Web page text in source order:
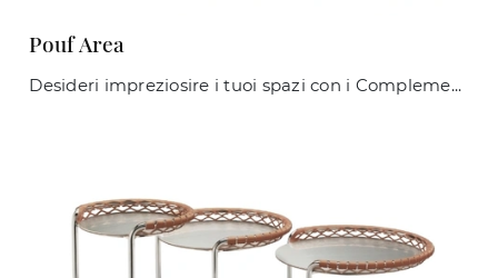
Pouf Area
Desideri impreziosire i tuoi spazi con i Complementi Midj? Ti presentiamo differenti modelli di pouf in tessuto come Pouf Area.